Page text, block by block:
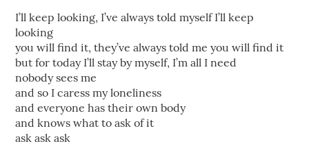
I’ll keep looking, I’ve always told myself I’ll keep
looking
you will find it, they’ve always told me you will find it
but for today I’ll stay by myself, I’m all I need
nobody sees me
and so I caress my loneliness
and everyone has their own body
and knows what to ask of it
ask ask ask